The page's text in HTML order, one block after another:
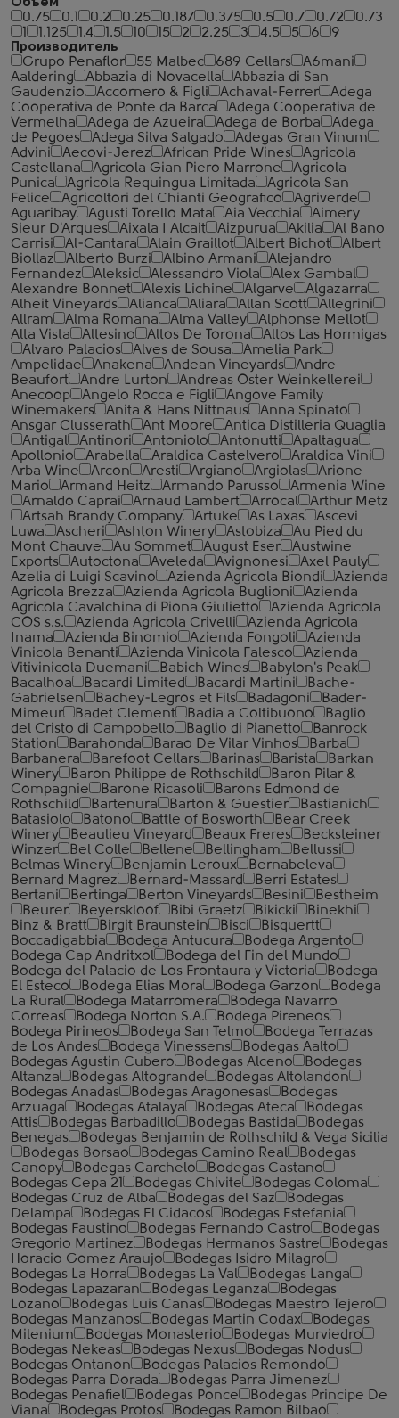
0.75
0.1 0.2 0.25 0.187 0.375 0.5 0.7 0.72
0.73
1.125 1.4 1.5 10 15 2 2.25 3 4.5 5 6
9
Производитель
Grupo Penaflor
55 Malbec 689 Cellars
A6mani
Aaldering
Abbazia di Novacella
Abbazia di San
Gaudenzio
Accornero & Figli Achaval-Ferrer
Adega
Cooperativa de Ponte da Barca
Adega Cooperativa de
Vermelha
Adega de Azueira Adega de Borba
Adega
de Pegoes
Adega Silva Salgado
Adegas Gran Vinum
Advini
Aecovi-Jerez African Pride Wines
Agricola
Castellana
Agricola Gian Piero Marrone
Agricola
Punica
Agricola Requingua Limitada
Agricola San
Felice
Agricoltori del Chianti Geografico
Agriverde
Aguaribay
Agusti Torello Mata Aia Vecchia
Aimery
Sieur D'Arques
Aixala I Alcait Aizpurua Akilia
Al Bano
Carrisi
Al-Cantara Alain Graillot Albert Bichot
Albert
Biollaz
Alberto Burzi Albino Armani
Alejandro
Fernandez
Aleksic Alessandro Viola
Alex Gambal
Alexandre Bonnet
Alexis Lichine Algarve
Algazarra
Alheit Vineyards
Alianca Aliara Allan Scott
Allegrini
Allram
Alma Romana Alma Valley
Alphonse Mellot
Alta Vista
Altesino Altos De Torona
Altos Las Hormigas
Alvaro Palacios
Alves de Sousa
Amelia Park
Ampelidae
Anakena Andean Vineyards
Andre
Beaufort
Andre Lurton
Andreas Oster Weinkellerei
Anecoop
Angelo Rocca е Figli
Angove Family
Winemakers
Anita & Hans Nittnaus
Anna Spinato
Ansgar Clusserath
Ant Moore
Antica Distilleria Quaglia
Antigal
Antinori Antoniolo Antonutti
Apaltagua
Apollonio
Arabella Araldica Castelvero
Araldica Vini
Arba Wine
Arcon Aresti Argiano Argiolas
Arione
Mario
Armand Heitz Armando Parusso
Armenia Wine
Arnaldo Caprai
Arnaud Lambert Arrocal
Arthur Metz
Artsah Brandy Company
Artuke As Laxas
Ascevi
Luwa
Ascheri Ashton Winery Astobiza
Au Pied du
Mont Chauve
Au Sommet August Eser
Austwine
Exports
Autoctona Aveleda Avignonesi
Axel Pauly
Azelia di Luigi Scavino
Azienda Agricola Biondi
Azienda
Agricola Brezza
Azienda Agricola Buglioni
Azienda
Agricola Cavalchina di Piona Giulietto
Azienda Agricola
COS s.s.
Azienda Agricola Crivelli
Azienda Agricola
Inama
Azienda Binomio Azienda Fongoli
Azienda
Vinicola Benanti
Azienda Vinicola Falesco
Azienda
Vitivinicola Duemani
Babich Wines
Babylon's Peak
Bacalhoa
Bacardi Limited Bacardi Martini
Bache-
Gabrielsen
Bachey-Legros et Fils Badagoni
Bader-
Mimeur
Badet Clement Badia a Coltibuono
Baglio
del Cristo di Campobello
Baglio di Pianetto
Banrock
Station
Barahonda Barao De Vilar Vinhos
Barba
Barbanera
Barefoot Cellars Barinas Barista
Barkan
Winery
Baron Philippe de Rothschild
Baron Pilar &
Compagnie
Barone Ricasoli
Barons Edmond de
Rothschild
Bartenura Barton & Guestier
Bastianich
Batasiolo
Batono Battle of Bosworth
Bear Creek
Winery
Beaulieu Vineyard Beaux Freres
Becksteiner
Winzer
Bel Colle Bellene Bellingham
Bellussi
Belmas Winery
Benjamin Leroux
Bernabeleva
Bernard Magrez
Bernard-Massard
Berri Estates
Bertani
Bertinga Berton Vineyards Besini
Bestheim
Beurer
Beyerskloof Bibi Graetz Bikicki
Binekhi
Binz & Bratt
Birgit Braunstein Bisci
Bisquertt
Boccadigabbia
Bodega Antucura
Bodega Argento
Bodega Cap Andritxol
Bodega del Fin del Mundo
Bodega del Palacio de Los Frontaura y Victoria
Bodega
El Esteco
Bodega Elias Mora Bodega Garzon
Bodega
La Rural
Bodega Matarromera
Bodega Navarro
Correas
Bodega Norton S.A.
Bodega Pireneos
Bodega Pirineos
Bodega San Telmo
Bodega Terrazas
de Los Andes
Bodega Vinessens
Bodegas Aalto
Bodegas Agustin Cubero
Bodegas Alceno
Bodegas
Altanza
Bodegas Altogrande
Bodegas Altolandon
Bodegas Anadas
Bodegas Aragonesas
Bodegas
Arzuaga
Bodegas Atalaya Bodegas Ateca
Bodegas
Attis
Bodegas Barbadillo Bodegas Bastida
Bodegas
Benegas
Bodegas Benjamin de Rothschild & Vega Sicilia
Bodegas Borsao
Bodegas Camino Real
Bodegas
Canopy
Bodegas Carchelo
Bodegas Castano
Bodegas Cepa 21
Bodegas Chivite
Bodegas Coloma
Bodegas Cruz de Alba
Bodegas del Saz
Bodegas
Delampa
Bodegas El Cidacos
Bodegas Estefania
Bodegas Faustino
Bodegas Fernando Castro
Bodegas
Gregorio Martinez
Bodegas Hermanos Sastre
Bodegas
Horacio Gomez Araujo
Bodegas Isidro Milagro
Bodegas La Horra
Bodegas La Val
Bodegas Langa
Bodegas Lapazaran
Bodegas Leganza
Bodegas
Lozano
Bodegas Luis Canas
Bodegas Maestro Tejero
Bodegas Manzanos
Bodegas Martin Codax
Bodegas
Milenium
Bodegas Monasterio
Bodegas Murviedro
Bodegas Nekeas
Bodegas Nexus
Bodegas Nodus
Bodegas Ontanon
Bodegas Palacios Remondo
Bodegas Parra Dorada
Bodegas Parra Jimenez
Bodegas Penafiel
Bodegas Ponce
Bodegas Principe De
Viana
Bodegas Protos
Bodegas Ramon Bilbao